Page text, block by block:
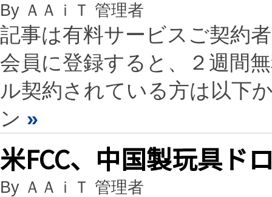
By ＡＡｉＴ 管理者
記事は有料サービスご契約
会員に登録すると、２週間
ル契約されている方は以下
ン »
米FCC、中国製玩具ド
By ＡＡｉＴ 管理者